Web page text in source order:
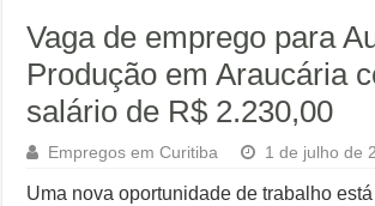
Vaga de emprego para
Produção em Araucária
salário de R$ 2.230,00
Empregos em Curitiba 1 de julho de
Uma nova oportunidade de trabalho